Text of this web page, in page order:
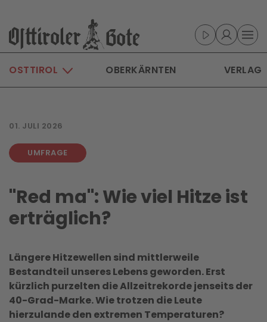
Skip to main content
OSTTIROL OBERKÄRNTEN VERLAG
01. JULI 2026
UMFRAGE
"Red ma": Wie viel Hitze ist
erträglich?
Längere Hitzewellen sind mittlerweile
Bestandteil unseres Lebens geworden. Erst
kürzlich purzelten die Allzeitrekorde jenseits der
40-Grad-Marke. Wie trotzen die Leute
hierzulande den extremen Temperaturen?